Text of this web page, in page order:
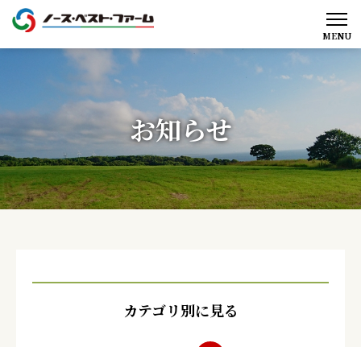
MENU
お知らせ
カテゴリ別に見る